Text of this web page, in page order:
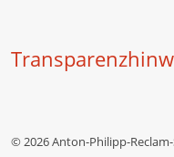
© 2026 Anton-Philipp-